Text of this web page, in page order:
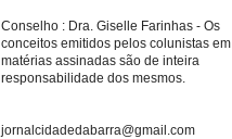
Conselho : Dra. Giselle Farinhas - Os
conceitos emitidos pelos colunistas em
matérias assinadas são de inteira
responsabilidade dos mesmos.
jornalcidadedabarra@gmail.com